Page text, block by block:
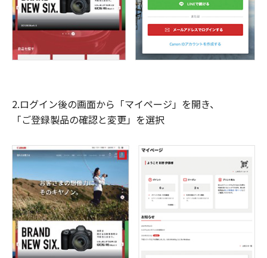
2.ログイン後の画面から「マイページ」を開き、
「ご登録製品の確認と変更」を選択